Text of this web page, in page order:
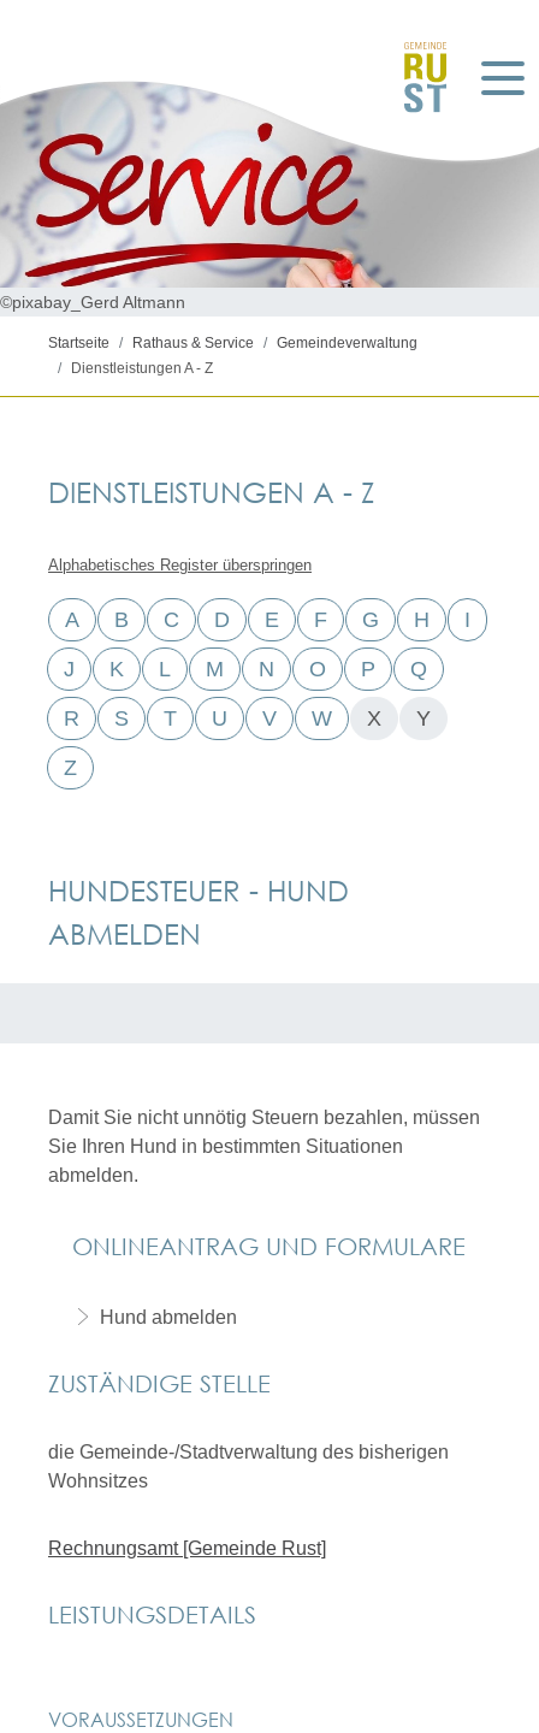
©pixabay_Gerd Altmann
Startseite Rathaus & Service
Gemeindeverwaltung
Dienstleistungen A - Z
DIENSTLEISTUNGEN A - Z
Alphabetisches Register überspringen
A B C D E F G H I
J K L M N O P Q
R S T U V W X Y
Z
HUNDESTEUER - HUND
ABMELDEN
Damit Sie nicht unnötig Steuern bezahlen, müssen
Sie Ihren Hund in bestimmten Situationen
abmelden.
ONLINEANTRAG UND FORMULARE
Hund abmelden
ZUSTÄNDIGE STELLE
die Gemeinde-/Stadtverwaltung des bisherigen
Wohnsitzes
Rechnungsamt [Gemeinde Rust]
LEISTUNGSDETAILS
VORAUSSETZUNGEN